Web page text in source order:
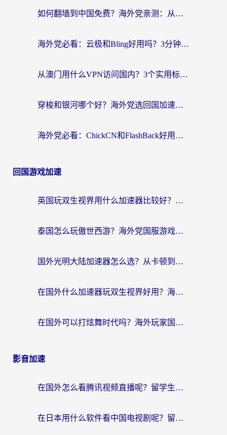
如何翻墙到中国免费？海外党亲测：从踩坑到选对加速器的全攻略
海外党必看：云极和Bling好用吗？3分钟教你选对回国加速器
从澳门用什么VPN访问国内？3个实用标准帮你避开坑，无缝刷剧听歌
穿梭和银河哪个好？海外党选回国加速器的避坑指南，附番茄加速器实测体验
海外党必看：ChickCN和FlashBack好用吗？3招教你选对回国加速器（附云极、HomeCN、斧牛vs艾果对比）
回国游戏加速
英国玩双生视界用什么加速器比较好？海外党亲测有效的国服游戏加速方案
泰国怎么玩傲世西游？海外党国服游戏加速终极攻略（附光明大陆量子特攻实测）
国外光明大陆加速器怎么选？从卡顿到丝滑的终极指南（含德国玩走开外星人墨西哥玩俄罗斯方块技巧）
在国外什么加速器玩双生视界好用？海外党亲测不踩坑的终极指南
在国外可以打炫舞时代吗？海外玩家国服游戏加速全攻略（附实测推荐）
影音加速
在国外怎么看腾讯视频直播呢？留学生亲测有效的回国加速指南
在日本用什么软件看中国电视剧呢？留学生亲测有效的回国加速方案